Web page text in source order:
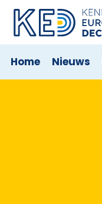
Home Nieuws